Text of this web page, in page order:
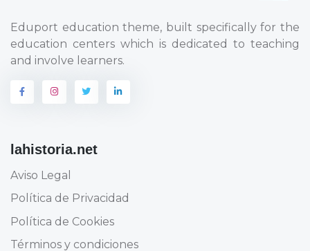
Eduport education theme, built specifically for the
education centers which is dedicated to teaching
and involve learners.
lahistoria.net
Aviso Legal
Política de Privacidad
Política de Cookies
Términos y condiciones